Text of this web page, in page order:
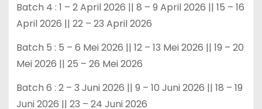
Batch 4 : 1 – 2 April 2026 || 8 – 9 April 2026 || 15 – 16
April 2026 || 22 – 23 April 2026
Batch 5 : 5 – 6 Mei 2026 || 12 – 13 Mei 2026 || 19 – 20
Mei 2026 || 25 – 26 Mei 2026
Batch 6 : 2 – 3 Juni 2026 || 9 – 10 Juni 2026 || 18 – 19
Juni 2026 || 23 – 24 Juni 2026